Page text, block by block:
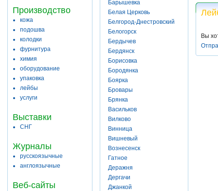
Производство
кожа
подошва
колодки
фурнитура
химия
оборудование
упаковка
лейбы
услуги
Выставки
СНГ
Журналы
русскоязычные
англоязычные
Веб-сайты
Барышевка
Белая Церковь
Белгород-Днестровский
Белогорск
Бердычев
Бердянск
Борисовка
Бородянка
Боярка
Бровары
Брянка
Васильков
Вилково
Винница
Вишневый
Вознесенск
Гатное
Деражня
Дергачи
Джанкой
Вы